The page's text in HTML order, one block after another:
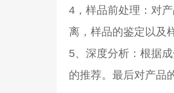
4，样品前处理：对
离，样品的鉴定以及
5、深度分析：根据
的推荐。最后对产品